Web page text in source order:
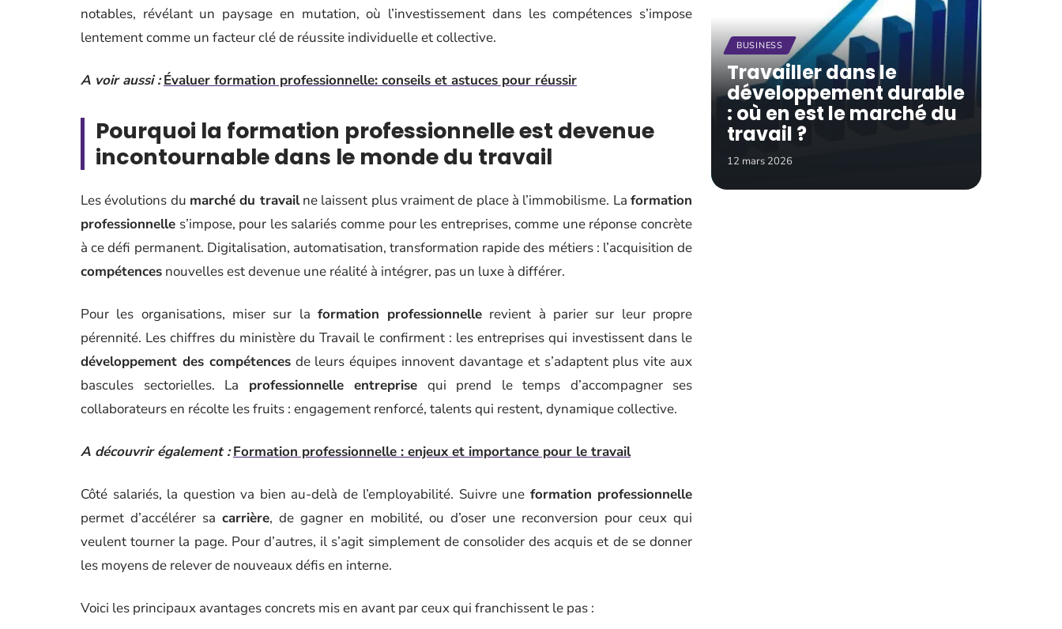
notables, révélant un paysage en mutation, où l’investissement dans les compétences s’impose
lentement comme un facteur clé de réussite individuelle et collective.
A voir aussi : Évaluer formation professionnelle: conseils et astuces pour réussir
Pourquoi la formation professionnelle est devenue
incontournable dans le monde du travail
Les évolutions du marché du travailne laissent plus vraiment de place à l’immobilisme. Laformation
professionnelle s’impose, pour les salariés comme pour les entreprises, comme une réponse concrète
à ce défi permanent. Digitalisation, automatisation, transformation rapide des métiers : l’acquisition de
compétences nouvelles est devenue une réalité à intégrer, pas un luxe à différer.
Pour les organisations, miser sur la formation professionnelle revient à parier sur leur propre
pérennité. Les chiffres du ministère du Travail le confirment : les entreprises qui investissent dans le
développement des compétencesde leurs équipes innovent davantage et s’adaptent plus vite aux
bascules sectorielles. La professionnelle entreprise qui prend le temps d’accompagner ses
collaborateurs en récolte les fruits : engagement renforcé, talents qui restent, dynamique collective.
A découvrir également : Formation professionnelle : enjeux et importance pour le travail
Côté salariés, la question va bien au-delà de l’employabilité. Suivre une formation professionnelle
permet d’accélérer sa carrière, de gagner en mobilité, ou d’oser une reconversion pour ceux qui
veulent tourner la page. Pour d’autres, il s’agit simplement de consolider des acquis et de se donner
les moyens de relever de nouveaux défis en interne.
Voici les principaux avantages concrets mis en avant par ceux qui franchissent le pas :
BUSINESS
Travailler dans le
développement durable
: où en est le marché du
travail ?
12 mars 2026